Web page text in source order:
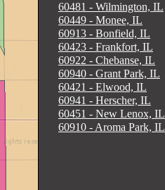
60481 - Wilmington, IL
60449 - Monee, IL
60913 - Bonfield, IL
60423 - Frankfort, IL
60922 - Chebanse, IL
60940 - Grant Park, IL
60421 - Elwood, IL
60941 - Herscher, IL
60451 - New Lenox, IL
60910 - Aroma Park, IL